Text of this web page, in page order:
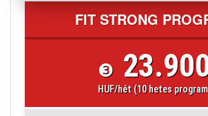
FIT STRONG
❸
HUF/hét (10 hetes